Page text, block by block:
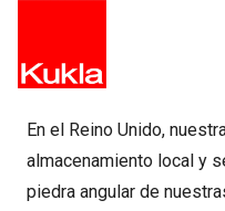
En el Reino Unido,
almacenamiento local y
piedra angular de